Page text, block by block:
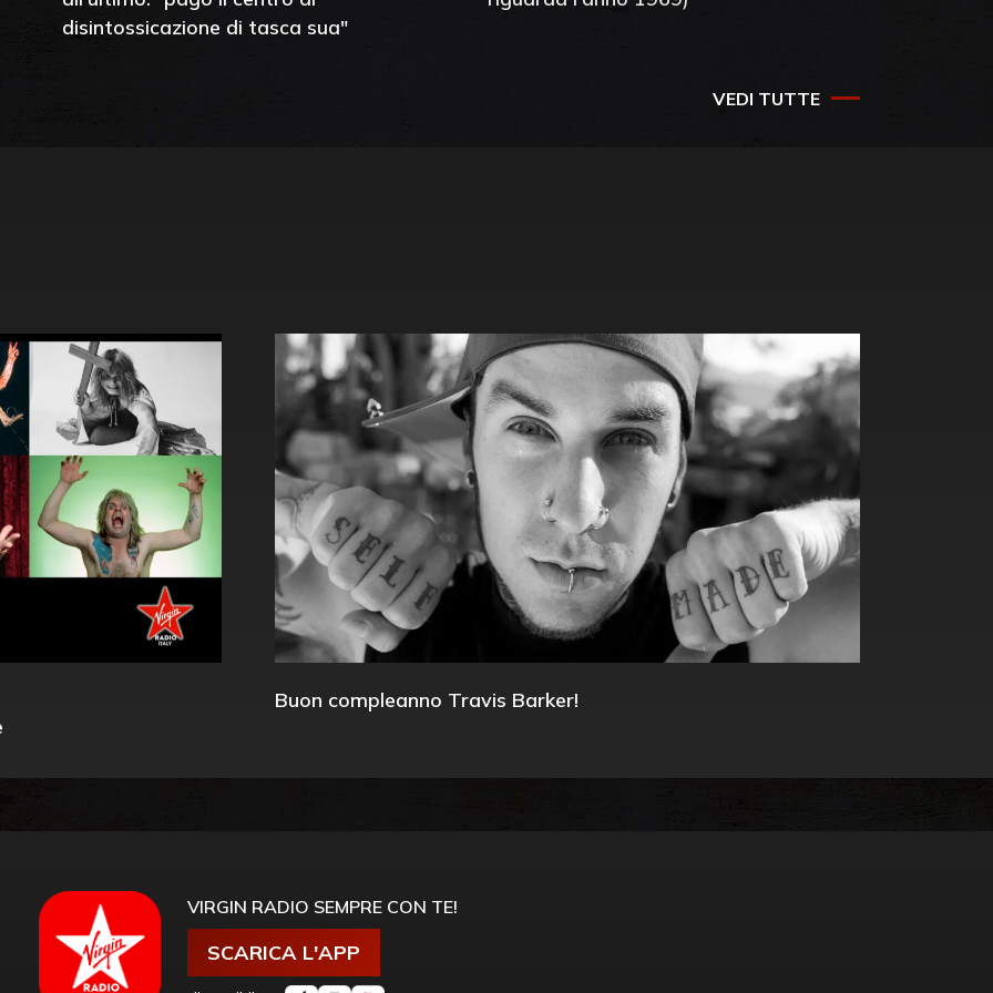
disintossicazione di tasca sua"
VEDI TUTTE
Buon compleanno Travis Barker!
VIRGIN RADIO SEMPRE CON TE!
SCARICA L'APP